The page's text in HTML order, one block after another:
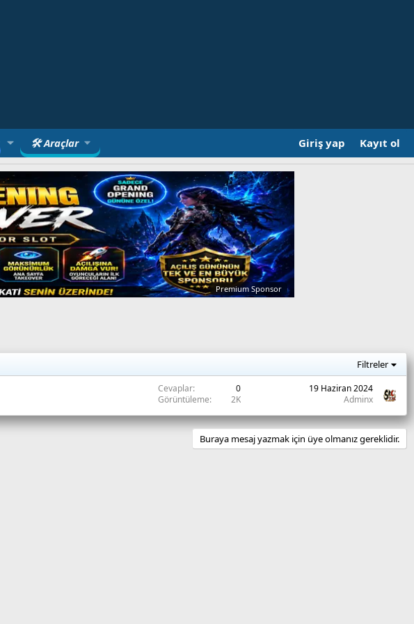
🛠 Araçlar Giriş yap Kayıt ol
Premium Sponsor
Filtreler
Cevaplar
0
Görüntüleme
2K
19 Haziran 2024
Adminx
Buraya mesaj yazmak için üye olmanız gereklidir.